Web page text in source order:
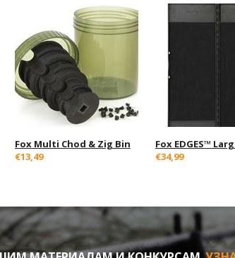
Fox Multi Chod & Zig Bin
€13,49
Fox EDGES™
€34,99